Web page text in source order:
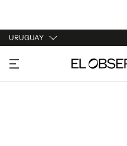
URUGUAY
URUGUAY
ARGENTINA